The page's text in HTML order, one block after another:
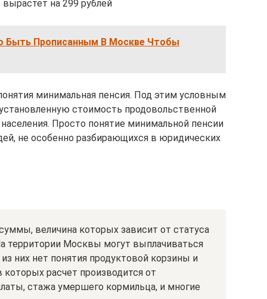
на 299 рублей
Быть Прописанным В Москве Чтобы
минимальная пенсия. Под этим условным
стоимость продовольственной
Просто понятие минимальной пенсии
не особенно разбирающихся в юридических
величина которых зависит от статуса
территории Москвы могут выплачиваться
них нет понятия продуктовой корзины и
расчет производится от
стажа умершего кормильца, и многие